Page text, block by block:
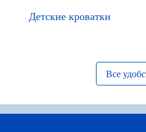
Детские кроватки
Все